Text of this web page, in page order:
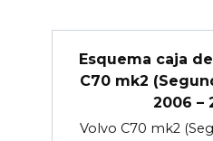
Esquema caja
C70 mk2
2006 –
Volvo C70 mk2